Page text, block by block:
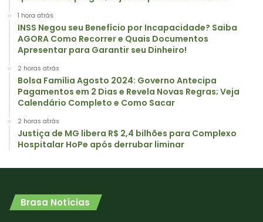
1 hora atrás
INSS Negou seu Benefício por Incapacidade? Saiba
AGORA Como Recorrer e Quais Documentos
Apresentar para Garantir seu Dinheiro!
2 horas atrás
Bolsa Família Agosto 2024: Governo Antecipa
Pagamentos em 2 Dias e Revela Novas Regras; Veja
Calendário Completo e Como Sacar
2 horas atrás
Justiça de MG libera R$ 2,4 bilhões para Complexo
Hospitalar HoPe após derrubar liminar
Brasa Notícias